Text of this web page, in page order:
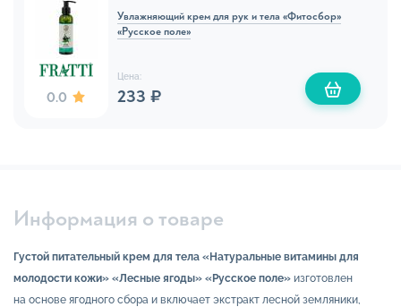
0.0
Увлажняющий крем для рук и тела «Фитосбор»
«Русское поле»
Цена:
233 ₽
Информация о товаре
Густой питательный крем для тела «Натуральные витамины для
молодости кожи» «Лесные ягоды» «Русское поле» изготовлен
на основе ягодного сбора и включает экстракт лесной земляники,